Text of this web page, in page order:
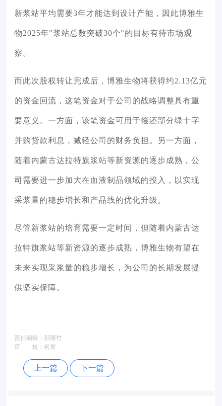
新浆站平均需要3年才能达到设计产能，因此博雅生
物2025年"浆站总数突破30个"的目标有待市场观
察。
而此次股权转让完成后，博雅生物将获得约2.13亿元
的资金回流，这笔资金对于公司的战略调整具有重
要意义。一方面，该笔资金可用于偿还部分绿十字
并购贷款利息，减轻公司的财务负担。另一方面，
随着内蒙古达拉特旗浆站等新资源的逐步成熟，公
司需要进一步加大在血液制品领域的投入，以实现
采浆量的稳步增长和产品线的优化升级。
尽管新浆站的培育需要一定时间，但随着内蒙古达
拉特旗浆站等新资源的逐步成熟，博雅生物有望在
未来实现采浆量的稳步增长，为公司的长期发展提
供坚实保障。
责任编辑： 邵丽竹
审 核： 何发
上一篇 下一篇